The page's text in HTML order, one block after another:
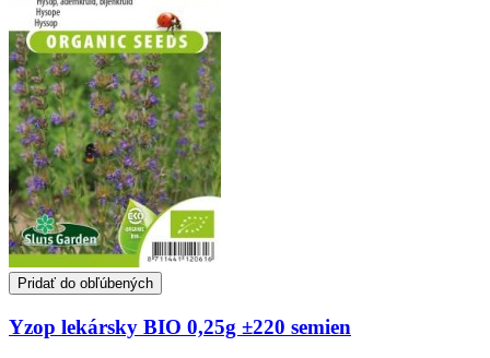
Pridať do obľúbených
Yzop lekársky BIO 0,25g ±220 semien